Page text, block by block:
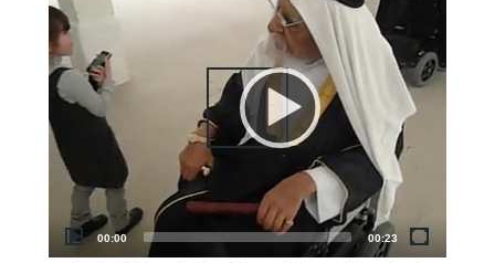
Player
Current
00:00
Total
duration
00:23